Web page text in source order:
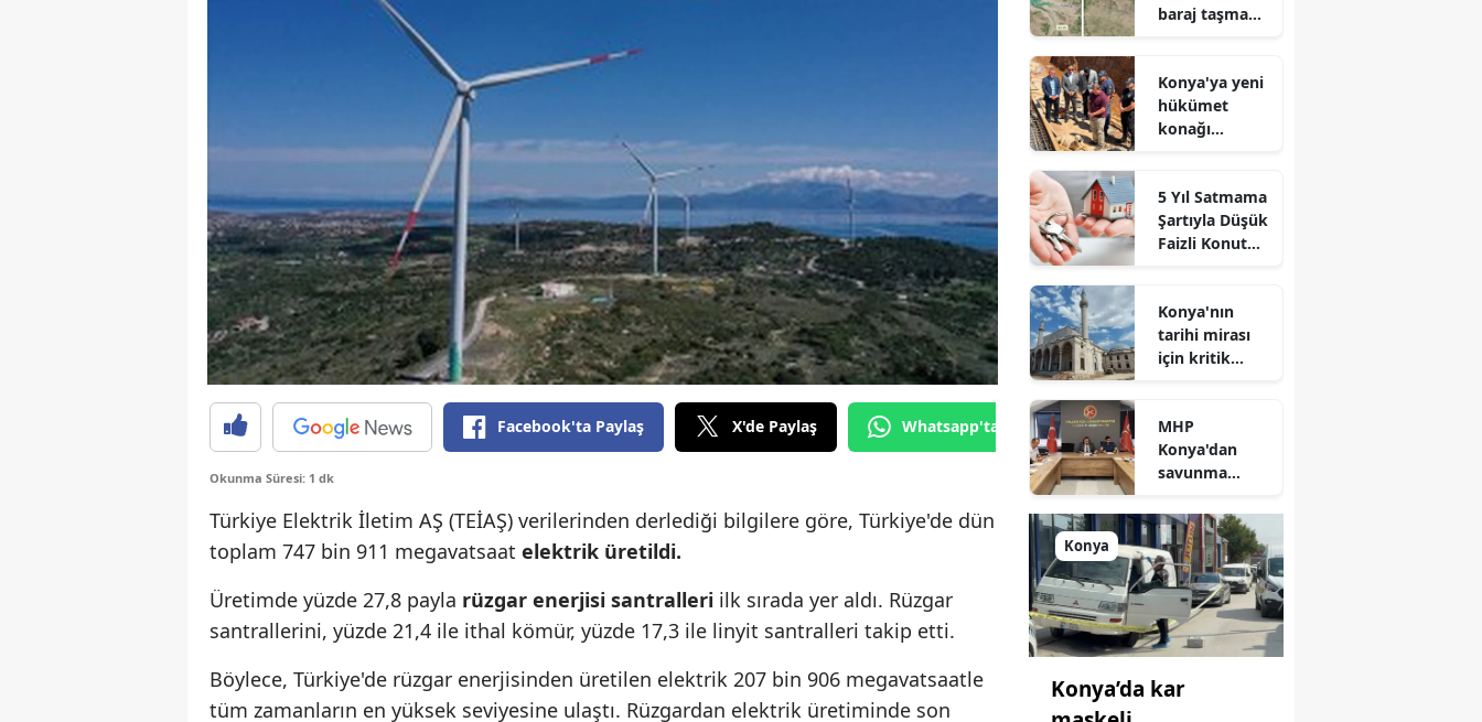
Çanakkale
Çankırı
Çorum
Denizli
Diyarbakır
Edirne
Elazığ
Gaziantep
Giresun
Facebook'ta Paylaş X'de Paylaş Whatsapp'tan Gönder
Okunma Süresi: 1 dk
Türkiye Elektrik İletim AŞ (TEİAŞ) verilerinden derlediği bilgilere göre, Türkiye'de dün
toplam 747 bin 911 megavatsaat elektrik üretildi.
Üretimde yüzde 27,8 payla rüzgar enerjisi santralleri ilk sırada yer aldı. Rüzgar
santrallerini, yüzde 21,4 ile ithal kömür, yüzde 17,3 ile linyit santralleri takip etti.
Böylece, Türkiye'de rüzgar enerjisinden üretilen elektrik 207 bin 906 megavatsaatle
tüm zamanların en yüksek seviyesine ulaştı. Rüzgardan elektrik üretiminde son
baraj taşma
Konya'ya yeni
hükümet
konağı
5 Yıl Satmama
Şartıyla Düşük
Faizli Konut
Konya'nın
tarihi mirası
için kritik
açıklandı
MHP
Konya'dan
savunma
yeni hamle: İlk
toplantı
yapıldı!
Konya
Konya’da kar